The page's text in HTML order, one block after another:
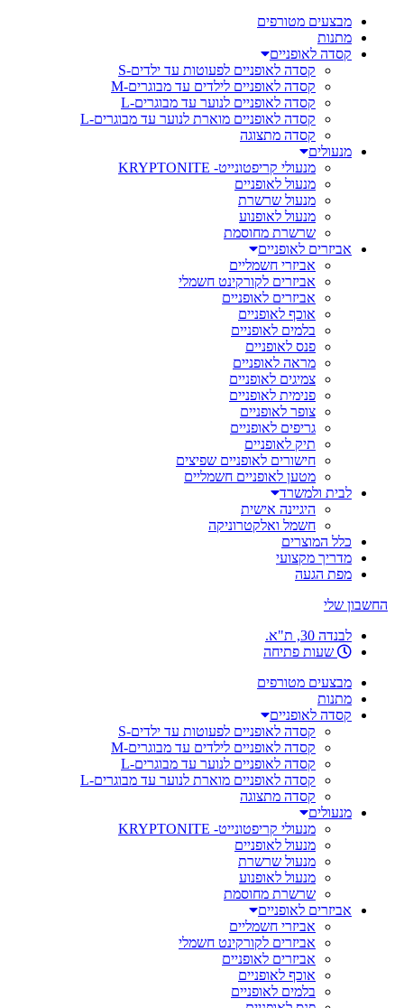
מבצעים מטורפים
מתנות
קסדה לאופניים
קסדה לאופניים לפעוטות עד ילדים-S
קסדה לאופניים לילדים עד מבוגרים-M
קסדה לאופניים לנוער עד מבוגרים-L
קסדה לאופניים מוארת לנוער עד מבוגרים-L
קסדה מתצוגה
מנעולים
מנעולי קריפטונייט- KRYPTONITE
מנעול לאופניים
מנעול שרשרת
מנעול לאופנוע
שרשרת מחוסמת
אביזרים לאופניים
אביזרי חשמליים
אביזרים לקורקינט חשמלי
אביזרים לאופניים
אוכף לאופניים
בלמים לאופניים
פנס לאופניים
מראה לאופניים
צמיגים לאופניים
פנימית לאופניים
צופר לאופניים
גריפים לאופניים
תיק לאופניים
חישורים לאופניים שפיצים
מטען לאופניים חשמליים
לבית ולמשרד
היגיינה אישית
חשמל ואלקטרוניקה
כלל המוצרים
מדריך מקצועי
מפת הגעה
החשבון שלי
לבנדה 30, ת"א.
שעות פתיחה
מבצעים מטורפים
מתנות
קסדה לאופניים
קסדה לאופניים לפעוטות עד ילדים-S
קסדה לאופניים לילדים עד מבוגרים-M
קסדה לאופניים לנוער עד מבוגרים-L
קסדה לאופניים מוארת לנוער עד מבוגרים-L
קסדה מתצוגה
מנעולים
מנעולי קריפטונייט- KRYPTONITE
מנעול לאופניים
מנעול שרשרת
מנעול לאופנוע
שרשרת מחוסמת
אביזרים לאופניים
אביזרי חשמליים
אביזרים לקורקינט חשמלי
אביזרים לאופניים
אוכף לאופניים
בלמים לאופניים